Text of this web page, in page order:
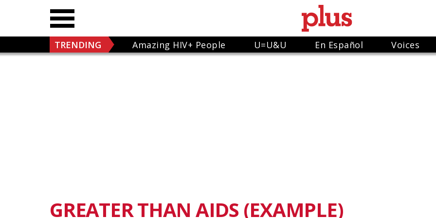
TRENDING Amazing HIV+ People U=U&U En Español Voices
GREATER THAN AIDS (EXAMPLE)